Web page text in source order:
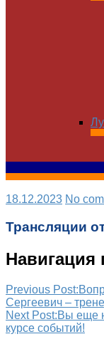
18.12.2023 No
Трансляции
Навигация
Previous Post:
Сергеевич –
Next Post:Вы еще
курсе событий!